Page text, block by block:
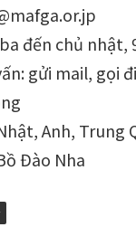
đến chủ nhật,
gửi mail, gọi
Anh, Trung
Đào Nha